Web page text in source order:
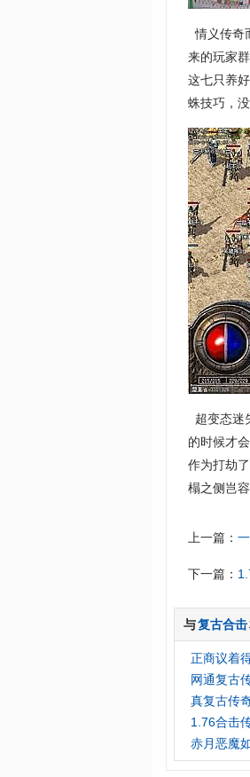
情义传奇
来的玩家
这七只养
蛛技巧，
超变态迷
的时候才
作为打劫
榻之侧岂
上一篇：
下一篇：
与复古合击
正商议着
网通复古
真复古传
1.76合击
赤月恶魔